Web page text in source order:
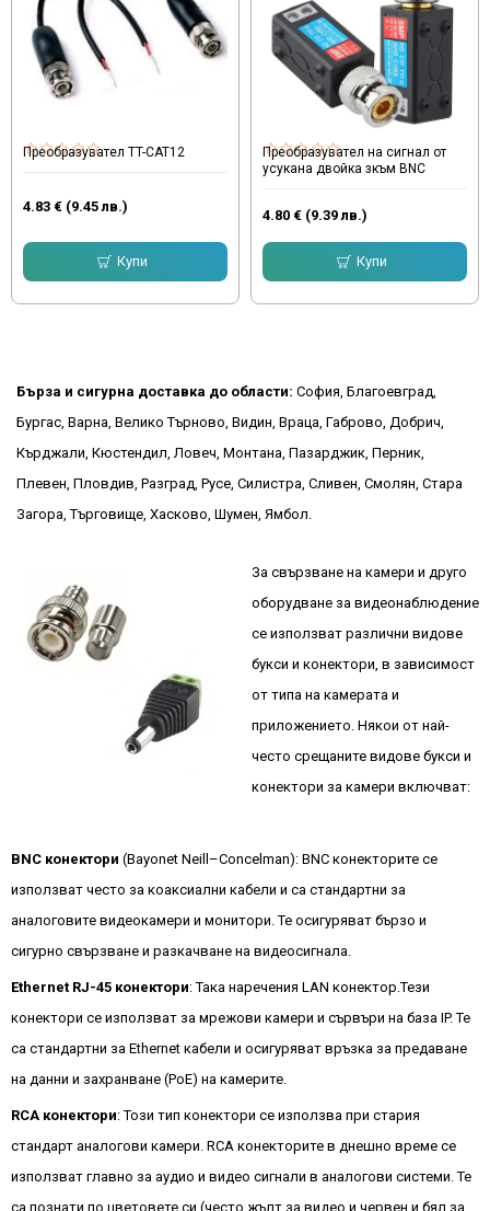
За свързване на камери и друго
оборудване за видеонаблюдение
се използват различни видове
букси и конектори, в зависимост
от типа на камерата и
приложението. Някои от най-
често срещаните видове букси и
конектори за камери включват:
BNC конектори (Bayonet Neill–Concelman): BNC конекторите се
използват често за коаксиални кабели и са стандартни за
аналоговите видеокамери и монитори. Те осигуряват бързо и
сигурно свързване и разкачване на видеосигнала.
Ethernet RJ-45 конектори: Така наречения LAN конектор.Тези
конектори се използват за мрежови камери и сървъри на база IP. Те
са стандартни за Ethernet кабели и осигуряват връзка за предаване
на данни и захранване (PoE) на камерите.
RCA конектори: Този тип конектори се използва при стария
стандарт аналогови камери. RCA конекторите в днешно време се
използват главно за аудио и видео сигнали в аналогови системи. Те
са познати по цветовете си (често жълт за видео и червен и бял за
Преобразувател TT-CAT12
4.83 € (9.45 лв.)
Купи
Преобразувател на сигнал от
усукана двойка зкъм BNC
4.80 € (9.39 лв.)
Купи
Бърза и сигурна доставка до области: София, Благоевград,
Бургас, Варна, Велико Търново, Видин, Враца, Габрово, Добрич,
Кърджали, Кюстендил, Ловеч, Монтана, Пазарджик, Перник,
Плевен, Пловдив, Разград, Русе, Силистра, Сливен, Смолян, Стара
Загора, Търговище, Хасково, Шумен, Ямбол.